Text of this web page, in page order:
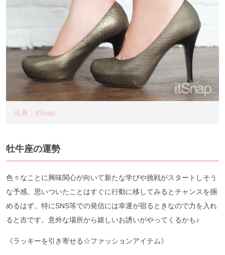
出典：itSnap
牡牛座の運勢
色々なことに興味関心が向いて新たな学びや挑戦がスタートしそう
な予感。思いついたことはすぐに行動に移してみるとチャンスを掴
めるはず。特にSNS等での発信には幸運が宿るときなので力を入れ
ると吉です。意外な場所から嬉しいお誘いがやってくるかも♪
《ラッキーを引き寄せる☆ファッションアイテム》